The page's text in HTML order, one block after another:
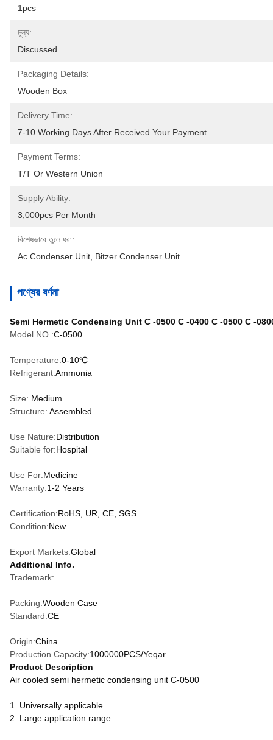
1pcs
মূল্য:
Discussed
Packaging Details:
Wooden Box
Delivery Time:
7-10 Working Days After Received Your Payment
Payment Terms:
T/T Or Western Union
Supply Ability:
3,000pcs Per Month
বিশেষভাবে তুলে ধরা:
Ac Condenser Unit Bitzer Condenser Unit
পণ্যের বর্ণনা
Semi Hermetic Condensing Unit C -0500 C -0400 C -0500 C -
Model NO.:C-0500
Temperature:0-10℃
Refrigerant:Ammonia
Size: Medium
Structure: Assembled
Use Nature:Distribution
Suitable for:Hospital
Use For:Medicine
Warranty:1-2 Years
Certification:RoHS, UR, CE, SGS
Condition:New
Export Markets:Global
Additional Info.
Trademark:
Packing:Wooden Case
Standard:CE
Origin:China
Production Capacity:1000000PCS/Yeqar
Product Description
Air cooled semi hermetic condensing unit C-0500
1. Universally applicable.
2. Large application range.